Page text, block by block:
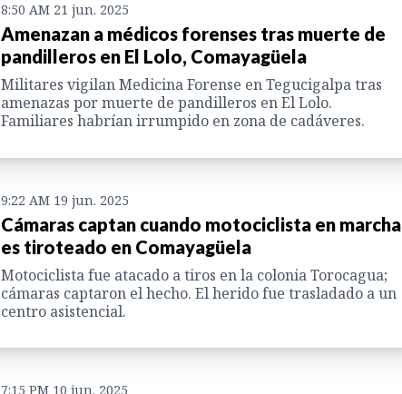
8:50 AM 21 jun. 2025
Amenazan a médicos forenses tras muerte de
pandilleros en El Lolo, Comayagüela
Militares vigilan Medicina Forense en Tegucigalpa tras
amenazas por muerte de pandilleros en El Lolo.
Familiares habrían irrumpido en zona de cadáveres.
9:22 AM 19 jun. 2025
Cámaras captan cuando motociclista en marcha
es tiroteado en Comayagüela
Motociclista fue atacado a tiros en la colonia Torocagua;
cámaras captaron el hecho. El herido fue trasladado a un
centro asistencial.
7:15 PM 10 jun. 2025